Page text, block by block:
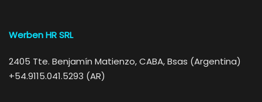
Werben HR SRL
2405 Tte. Benjamín Matienzo, CABA, Bsas (Argentina)
+54.9115.041.5293 (AR)